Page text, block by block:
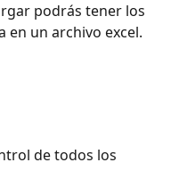
podrás tener los
en un archivo excel.
de todos los